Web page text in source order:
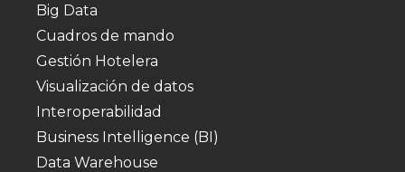
Big Data
Cuadros de mando
Gestión Hotelera
Visualización de datos
Interoperabilidad
Business Intelligence (BI)
Data Warehouse